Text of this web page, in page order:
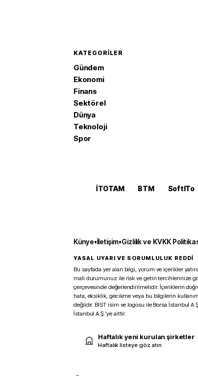
KATEGORILER
Gündem
Ekonomi
Finans
Sektörel
Dünya
Teknoloji
Spor
İTOTAM BTM SoftITo
Künye•İletişim•Gizlilik ve KVKK
YASAL UYARI VE SORUMLULUK REDDİ
Bu sayfada yer alan bilgi, yorum ve içerikler
mali durumunuz ile risk ve getiri tercihlerinize
çerçevesinde değerlendirilmelidir. İçeriklerin
hata, eksiklik, gecikme veya bu bilgilerin
değildir. BIST isim ve logosu ile Borsa İstanbul
İstanbul A.Ş.’ye aittir.
Haftalık yeni kurulan şirketler
Haftalık listeye göz atın